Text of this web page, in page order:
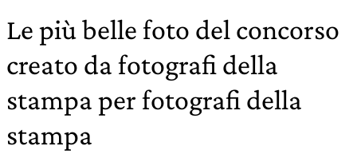
Le più belle foto del concorso
creato da fotografi della
stampa per fotografi della
stampa